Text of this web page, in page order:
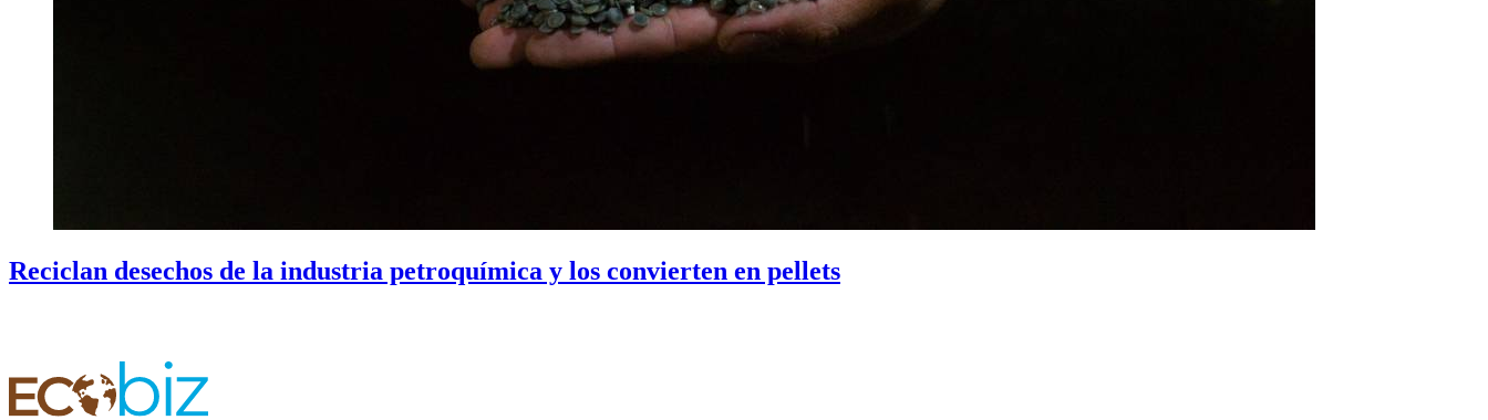
Reciclan desechos de la industria petroquímica y los convierten en pellets